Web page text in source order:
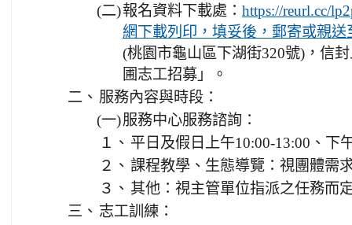
(二)報名資料下載處： https://reurl.cc/
網下載列印，填妥後，郵寄或親
(桃園市龜山區下湖街320號)，信
圃志工招募」。
二、 服務內容與時段：
(一)服務中心服務諮詢：
１、 平日及假日上午10:00-13:00、下
２、 課程教學、生態導覽：視團體需
３、 其他：視主管單位指派之任務而
三、 志工訓練：